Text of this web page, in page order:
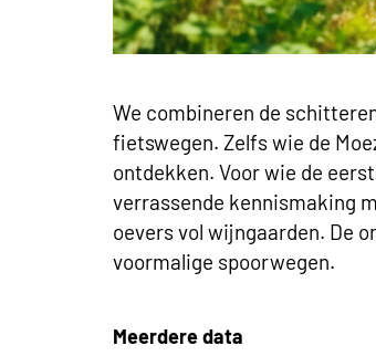
We combineren de
fietswegen. Zelfs wie de
ontdekken. Voor wie de
verrassende kennismaking
oevers vol wijngaarden. De
voormalige spoorwegen.
Meerdere data